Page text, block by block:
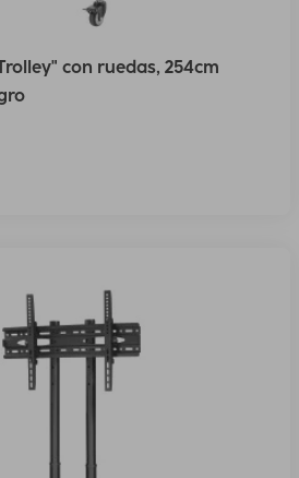
con ruedas, 254cm